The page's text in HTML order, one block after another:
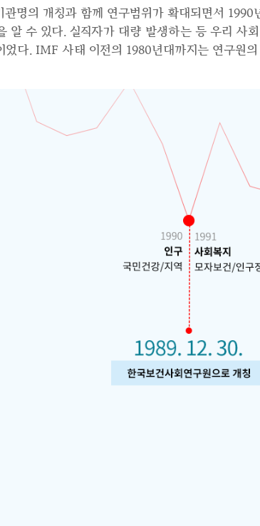
명의 개칭과 함께 연구범위가 확대되면서
수 있다. 실직자가 대량 발생하는 등 우리 사
다. IMF 사태 이전의 1980년대까지는 연구원